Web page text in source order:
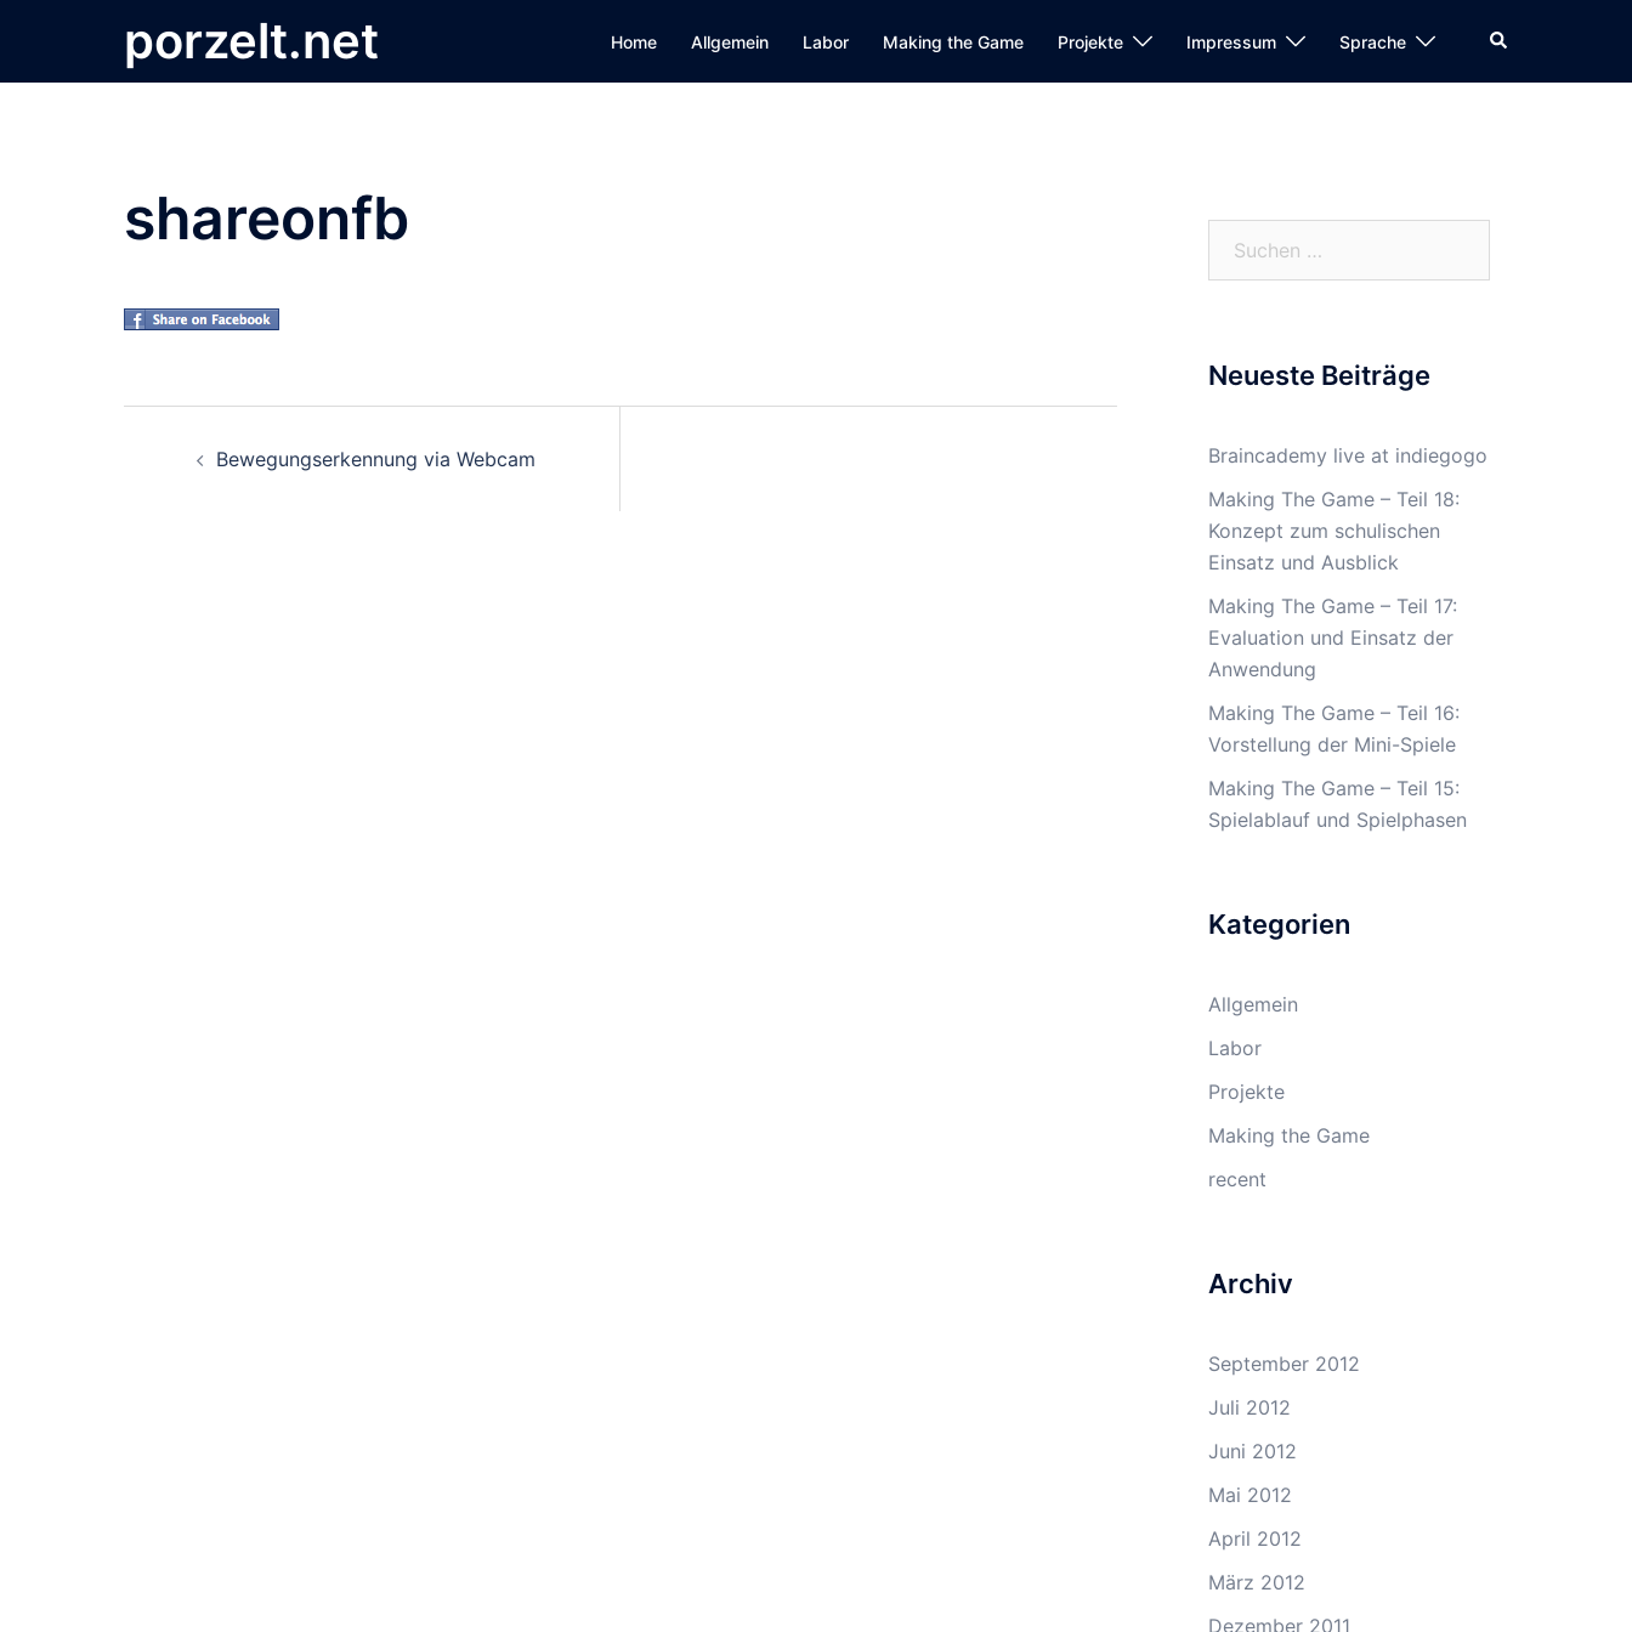
springen
porzelt.net Home Allgemein Labor Making the Game Projekte Impressum Sprache Search
shareonfb
Navigation
Bewegungserkennung via Webcam
Neueste Beiträge
Braincademy live at indiegogo
Making The Game – Teil 18:
Konzept zum schulischen
Einsatz und Ausblick
Making The Game – Teil 17:
Evaluation und Einsatz der
Anwendung
Making The Game – Teil 16:
Vorstellung der Mini-Spiele
Making The Game – Teil 15:
Spielablauf und Spielphasen
Kategorien
Allgemein
Labor
Projekte
Making the Game
recent
Archiv
September 2012
Juli 2012
Juni 2012
Mai 2012
April 2012
März 2012
Dezember 2011